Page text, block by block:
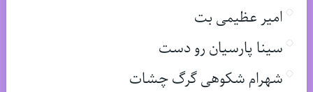
امیر عظیمی بت
سینا پارسیان رو دست
شهرام شکوهی گرگ چشات